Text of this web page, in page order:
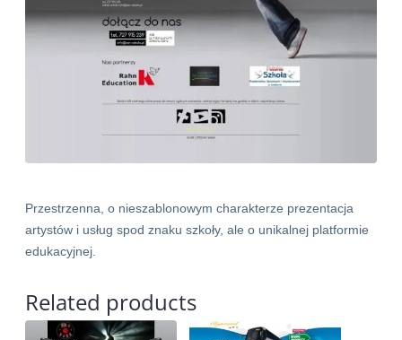
Przestrzenna, o nieszablonowym charakterze prezentacja
artystów i usług spod znaku szkoły, ale o unikalnej platformie
edukacyjnej.
Related products